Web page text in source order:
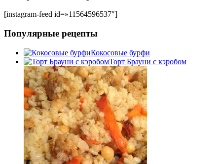
[instagram-feed id=»11564596537″]
Популярные рецепты
Кокосовые бурфи
Торт Брауни с кэробом